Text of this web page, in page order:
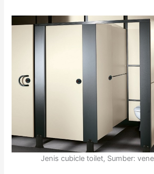
Jenis cubicle toilet, Sumber: